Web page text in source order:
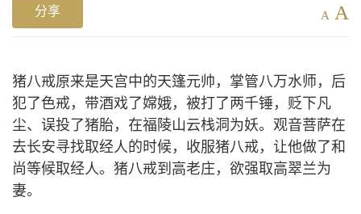
分享 A A
猪八戒原来是天宫中的天篷元帅，掌管八万水师，后
犯了色戒，带酒戏了嫦娥，被打了两千锤，贬下凡
尘、误投了猪胎，在福陵山云栈洞为妖。观音菩萨在
去长安寻找取经人的时候，收服猪八戒，让他做了和
尚等候取经人。猪八戒到高老庄，欲强取高翠兰为
妻。